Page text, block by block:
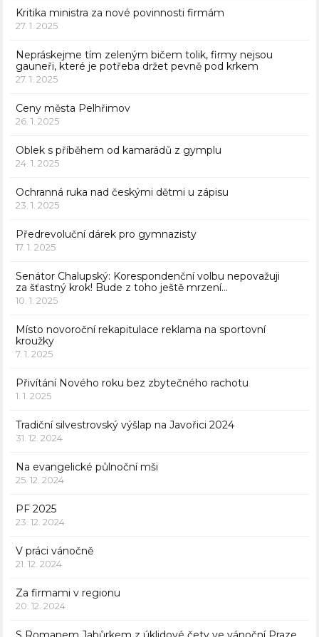
Kritika ministra za nové povinnosti firmám
27. 1. 2025
Nepráskejme tím zeleným bičem tolik, firmy nejsou
gauneři, které je potřeba držet pevně pod krkem
27. 1. 2025
Ceny města Pelhřimov
26. 1. 2025
Oblek s příběhem od kamarádů z gymplu
24. 1. 2025
Ochranná ruka nad českými dětmi u zápisu
23. 1. 2025
Předrevoluční dárek pro gymnazisty
17. 1. 2025
Senátor Chalupský: Korespondenční volbu nepovažuji
za šťastný krok! Bude z toho ještě mrzení…
10. 1. 2025
Místo novoroční rekapitulace reklama na sportovní
kroužky
7. 1. 2025
Přivítání Nového roku bez zbytečného rachotu
1. 1. 2025
Tradiční silvestrovský výšlap na Javořici 2024
31. 12. 2024
Na evangelické půlnoční mši
25. 12. 2024
PF 2025
23. 12. 2024
V práci vánočně
21. 12. 2024
Za firmami v regionu
20. 12. 2024